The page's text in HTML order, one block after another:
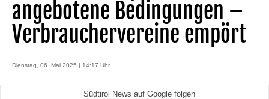
angebotene Bedingungen –
Verbrauchervereine empört
Dienstag, 06. Mai 2025 | 14:17 Uhr
Südtirol News auf Google folgen